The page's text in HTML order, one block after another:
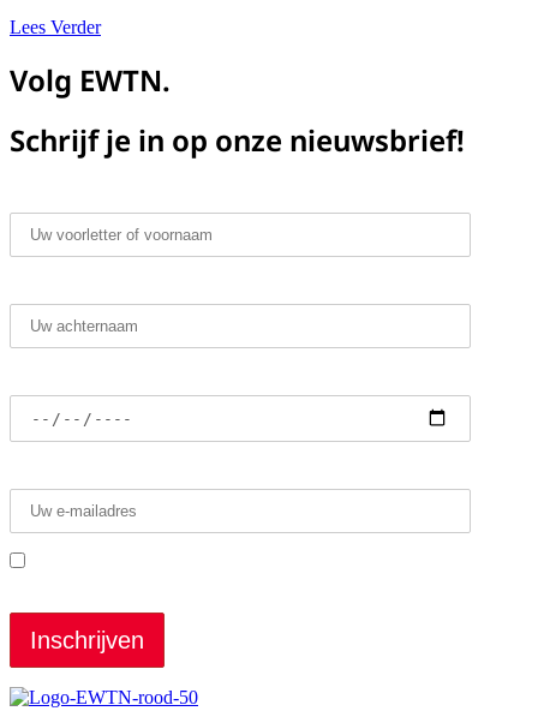
Lees Verderabout FilioQue 66 – Waarom is rationeel denken nodig
Volg EWTN.
Schrijf je in op onze nieuwsbrief!